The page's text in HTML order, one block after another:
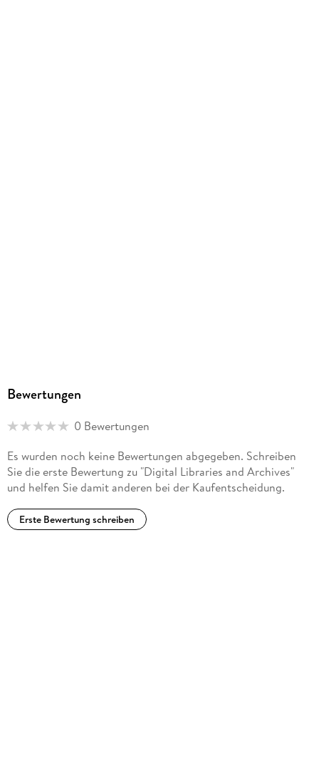
Bewertungen
0 Bewertungen
Es wurden noch keine Bewertungen abgegeben. Schreiben
Sie die erste Bewertung zu "Digital Libraries and Archives"
und helfen Sie damit anderen bei der Kaufentscheidung.
Erste Bewertung schreiben